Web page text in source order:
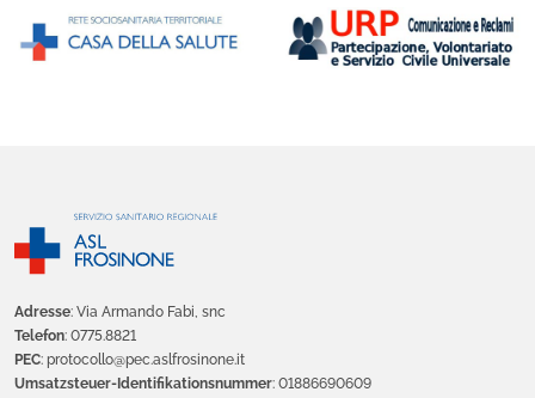
Adresse: Via Armando Fabi, snc
Telefon: 0775.8821
PEC: protocollo@pec.aslfrosinone.it
Umsatzsteuer-Identifikationsnummer: 01886690609